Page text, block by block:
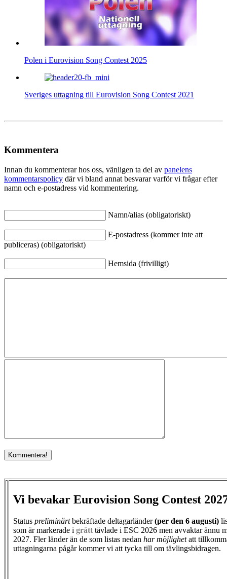
Polen i Eurovision Song Contest 2025
Sveriges uttagning till Eurovision Song Contest 2021
Kommentera
Innan du kommenterar hos oss, vänligen ta del av panelens
kommentarspolicy där vi bland annat besvarar varför vi frågar efter
namn och e-postadress vid kommentering.
Namn/alias (obligatoriskt)
E-postadress (kommer inte att
publiceras) (obligatoriskt)
Hemsida (frivilligt)
Vi bevakar Eurovision Song Contest
Status preliminärtbekräftade deltagarländer(per den 6 augusti)
som är markerade i grått tävlade i ESC 2026 men avvaktar ännu
2027. Fler länder än de som listas nedan har möjlighetatt
uttagningarna pågår kommer vi att tycka till om tävlingsbidragen.